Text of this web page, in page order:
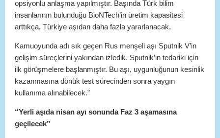
opsiyonlu anlaşma yapılmıştır. Başında Türk bilim
insanlarının bulunduğu BioNTech’in üretim kapasitesi
arttıkça, Türkiye aşıdan daha fazla yararlanacak.
Kamuoyunda adı sık geçen Rus menşeli aşı Sputnik V’in
gelişim süreçlerini yakından izledik. Sputnik’in tedariki için
ilk görüşmelere başlanmıştır. Bu aşı, uygunluğunun kesinlik
kazanmasına dönük test sürecinden sonra yaygın
kullanıma alınabilecek.”
“Yerli aşıda nisan ayı sonunda Faz 3 aşamasına
geçilecek”